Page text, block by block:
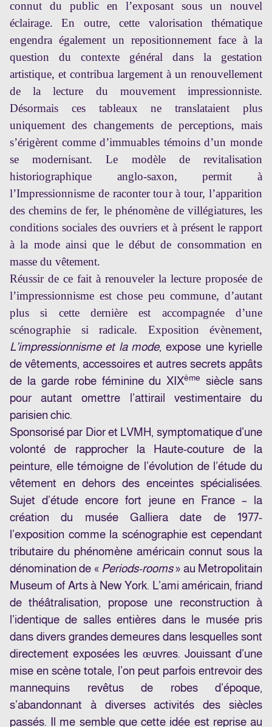
connut du public en l’exposant sous un nouvel
éclairage. En outre, cette valorisation thématique
engendra également un repositionnement face à la
question du contexte général dans la gestation
artistique, et contribua largement à un renouvellement
de la lecture du mouvement impressionniste.
Désormais ces tableaux ne translataient plus
uniquement des changements de perceptions, mais
s’érigèrent comme d’immuables témoins d’un monde
se modernisant. Le modèle de revitalisation
historiographique anglo-saxon, permit à
l’Impressionnisme de raconter tour à tour, l’apparition
des chemins de fer, le phénomène de villégiatures, les
conditions sociales des ouvriers et à présent le rapport
à la mode ainsi que le début de consommation en
masse du vêtement.
Réussir de ce fait à renouveler la lecture proposée de
l’impressionnisme est chose peu commune, d’autant
plus si cette dernière est accompagnée d’une
scénographie si radicale. Exposition évènement,
L’impressionnisme et la mode, expose une kyrielle
de vêtements, accessoires et autres secrets appâts
de la garde robe féminine du XIXème
siècle sans
pour autant omettre l’attirail vestimentaire du
parisien chic.
Sponsorisé par Dior et LVMH, symptomatique d’une
volonté de rapprocher la Haute-couture de la
peinture, elle témoigne de l’évolution de l’étude du
vêtement en dehors des enceintes spécialisées.
Sujet d’étude encore fort jeune en France – la
création du musée Galliera date de 1977-
l’exposition comme la scénographie est cependant
tributaire du phénomène américain connut sous la
dénomination de « Periods-rooms» au Metropolitain
Museum of Arts à New York. L’ami américain, friand
de théâtralisation, propose une reconstruction à
l’identique de salles entières dans le musée pris
dans divers grandes demeures dans lesquelles sont
directement exposées les œuvres. Jouissant d’une
mise en scène totale, l’on peut parfois entrevoir des
mannequins revêtus de robes d’époque,
s’abandonnant à diverses activités des siècles
passés. Il me semble que cette idée est reprise au